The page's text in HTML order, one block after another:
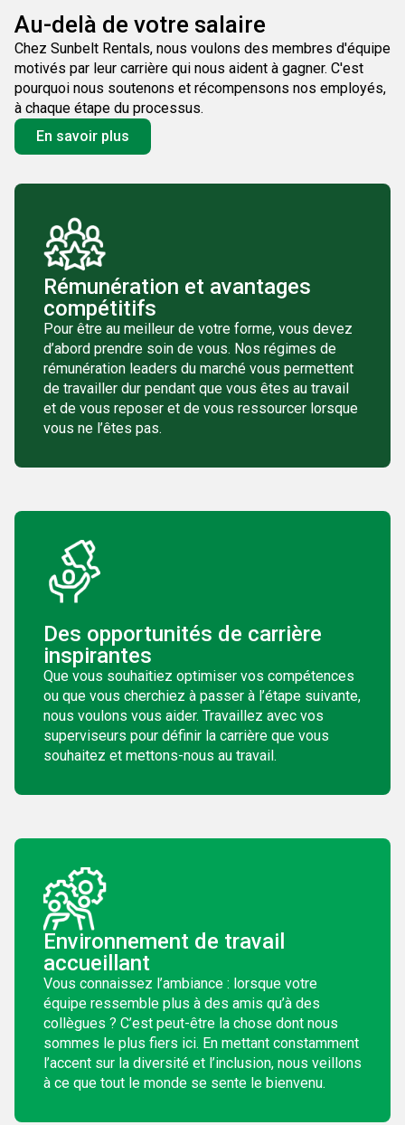
Au-delà de votre salaire
Chez Sunbelt Rentals, nous voulons des membres d'équipe
motivés par leur carrière qui nous aident à gagner. C'est
pourquoi nous soutenons et récompensons nos employés,
à chaque étape du processus.
En savoir plus
Rémunération et avantages
compétitifs
Pour être au meilleur de votre forme, vous devez
d’abord prendre soin de vous. Nos régimes de
rémunération leaders du marché vous permettent
de travailler dur pendant que vous êtes au travail
et de vous reposer et de vous ressourcer lorsque
vous ne l’êtes pas.
Des opportunités de carrière
inspirantes
Que vous souhaitiez optimiser vos compétences
ou que vous cherchiez à passer à l’étape suivante,
nous voulons vous aider. Travaillez avec vos
superviseurs pour définir la carrière que vous
souhaitez et mettons-nous au travail.
Environnement de travail
accueillant
Vous connaissez l’ambiance : lorsque votre
équipe ressemble plus à des amis qu’à des
collègues ? C’est peut-être la chose dont nous
sommes le plus fiers ici. En mettant constamment
l’accent sur la diversité et l’inclusion, nous veillons
à ce que tout le monde se sente le bienvenu.